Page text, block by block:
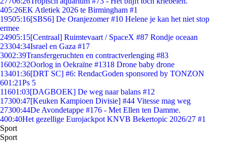
405:26EK Atletiek 2026 te Birmingham #1
19505:16[SBS6] De Oranjezomer #10 Helene je kan het niet stop
ermee
24905:15[Centraal] Ruimtevaart / SpaceX #87 Rondje oceaan
23304:34Israel en Gaza #17
3002:39Transfergeruchten en contractverlenging #83
16002:32Oorlog in Oekraïne #1318 Drone baby drone
13401:36[DRT SC] #6: RendacGoden sponsored by TONZON
601:21Ps 5
11601:03[DAGBOEK] De weg naar balans #12
17300:47[Keuken Kampioen Divisie] #44 Vitesse mag weg
27300:44De Avondetappe #176 - Met Ellen ten Damme.
400:40Het gezellige Eurojackpot KNVB Bekertopic 2026/27 #1
Sport
Sport